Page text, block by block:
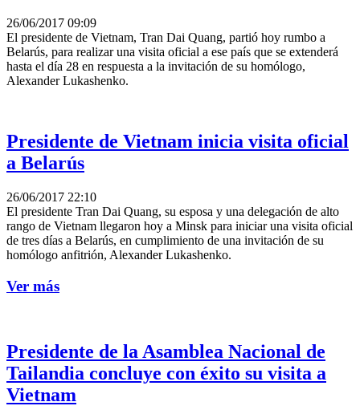
26/06/2017 09:09
El presidente de Vietnam, Tran Dai Quang, partió hoy rumbo a
Belarús, para realizar una visita oficial a ese país que se extenderá
hasta el día 28 en respuesta a la invitación de su homólogo,
Alexander Lukashenko.
Presidente de Vietnam inicia visita oficial
a Belarús
26/06/2017 22:10
El presidente Tran Dai Quang, su esposa y una delegación de alto
rango de Vietnam llegaron hoy a Minsk para iniciar una visita oficial
de tres días a Belarús, en cumplimiento de una invitación de su
homólogo anfitrión, Alexander Lukashenko.
Ver más
Presidente de la Asamblea Nacional de
Tailandia concluye con éxito su visita a
Vietnam